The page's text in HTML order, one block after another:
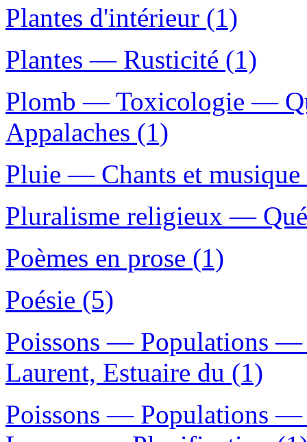
Plantes d'intérieur (1)
Plantes — Rusticité (1)
Plomb — Toxicologie —
Appalaches (1)
Pluie — Chants et musique
Pluralisme religieux —
Poèmes en prose (1)
Poésie (5)
Poissons — Populations
Laurent, Estuaire du (1)
Poissons — Populations